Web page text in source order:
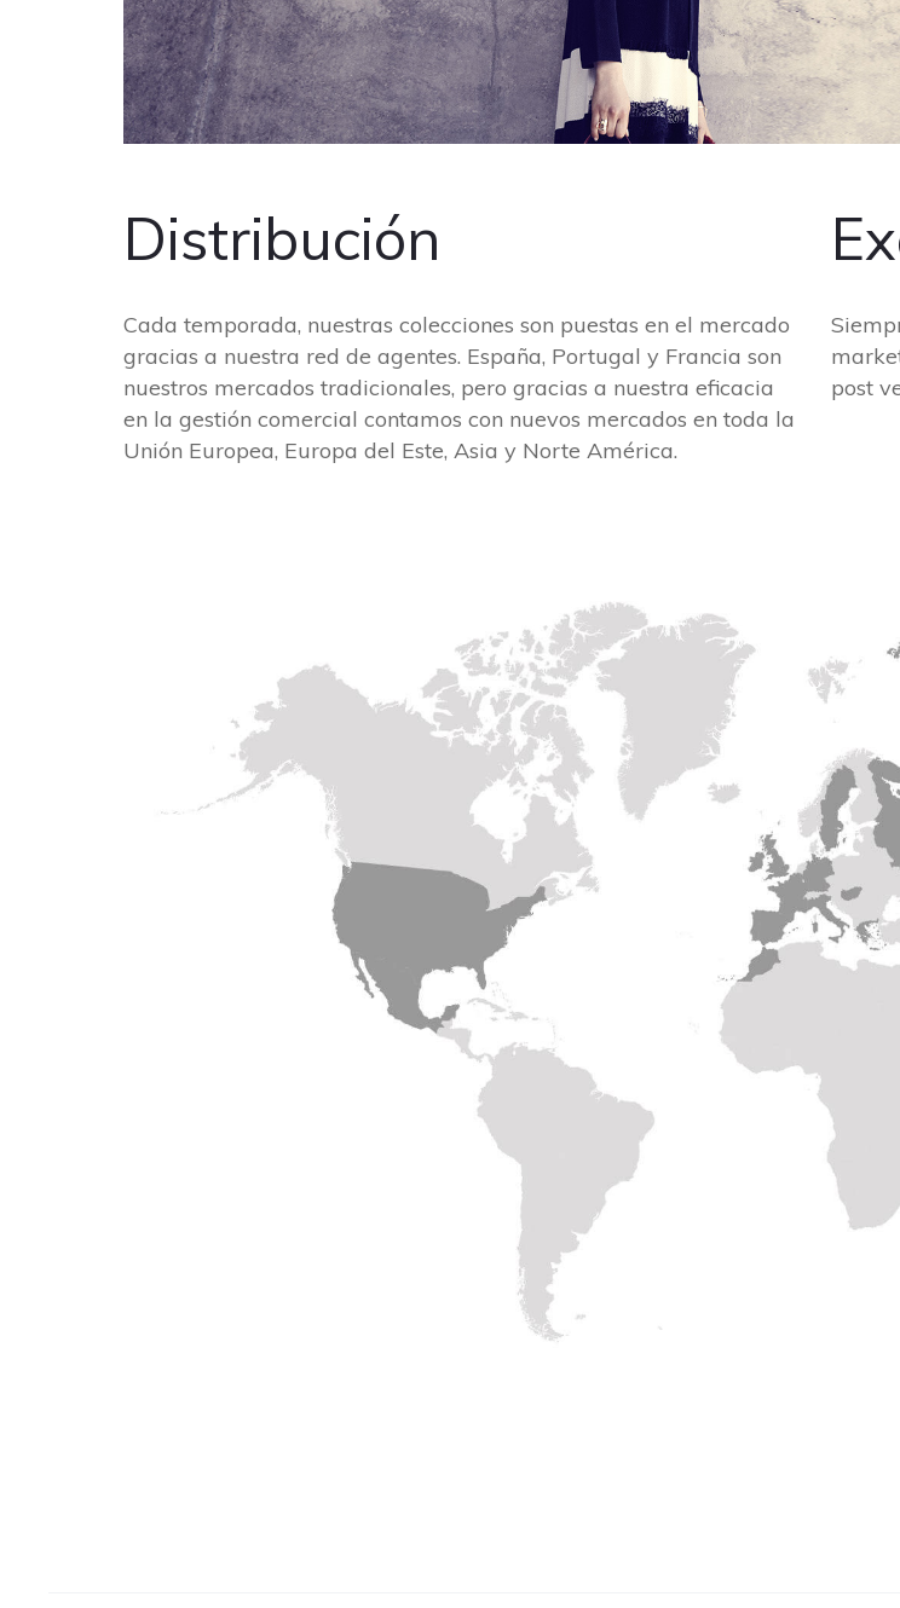
Distribución
Cada temporada, nuestras colecciones son puestas en el mercado
gracias a nuestra red de agentes. España, Portugal y Francia son
nuestros mercados tradicionales, pero gracias a nuestra eficacia
en la gestión comercial contamos con nuevos mercados en toda la
Unión Europea, Europa del Este, Asia y Norte América.
post